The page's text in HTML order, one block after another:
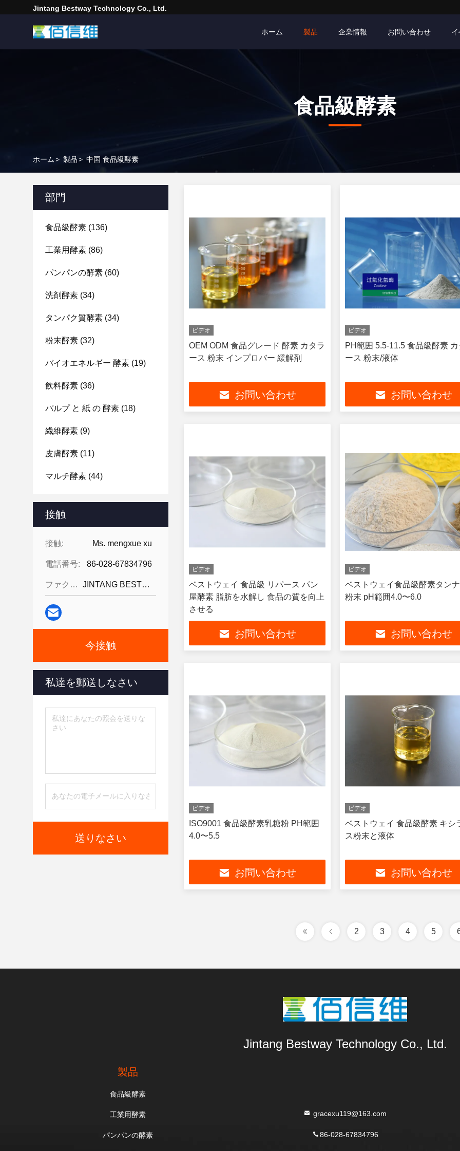
Jintang Bestway Technology Co., Ltd.
ホーム 製品 企業情報 お問い合わせ
食品級酵素
ホーム> 製品> 中国 食品級酵素
部門
食品級酵素 (136)
工業用酵素 (86)
パンパンの酵素 (60)
洗剤酵素 (34)
タンパク質酵素 (34)
粉末酵素 (32)
バイオエネルギー 酵素 (19)
飲料酵素 (36)
パルプ と 紙 の 酵素 (18)
繊維酵素 (9)
皮膚酵素 (11)
マルチ酵素 (44)
接触
接触: Ms. mengxue xu
電話番号: 86-028-67834796
ファクシミリ: JINTANG BESTWAY TECHNOLOGY CO
今接触
私達を郵送しなさい
送りなさい
ビデオ
OEM ODM 食品グレード 酵素 カタラ
ース 粉末 インプロバー 緩解剤
お問い合わせ
ビデオ
PH範囲 5.5-11.5 食品級酵素
ース 粉末/液体
お問い合わせ
ビデオ
ベストウェイ 食品級 リパース パン
屋酵素 脂肪を水解し 食品の質を向上
させる
お問い合わせ
ビデオ
ベストウェイ食品級酵素タン
粉末 pH範囲4.0〜6.0
お問い合わせ
ビデオ
ISO9001 食品級酵素乳糖粉 PH範囲
4.0〜5.5
お問い合わせ
ビデオ
ベストウェイ 食品級酵素 キシ
ス粉末と液体
お問い合わせ
2 3 4 5
Jintang Bestway Technology Co., Ltd.
製品
食品級酵素
工業用酵素
パンパンの酵素
gracexu119@163.com
86-028-67834796